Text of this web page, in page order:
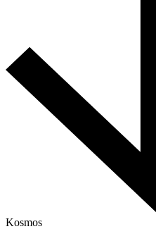
Kosmos